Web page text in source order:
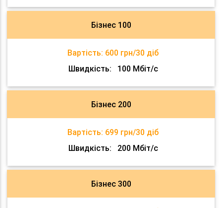
Бізнес 100
Вартість: 600 грн/30 діб
Швидкість:
100 Мбіт/с
Бізнес 200
Вартість: 699 грн/30 діб
Швидкість:
200 Мбіт/с
Бізнес 300